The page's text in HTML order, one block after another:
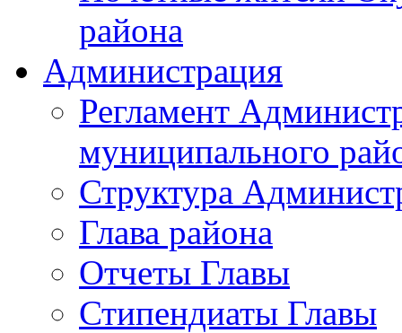
района
Администрация
Регламент
муниципального
Структура
Глава района
Отчеты Главы
Стипендиаты Главы